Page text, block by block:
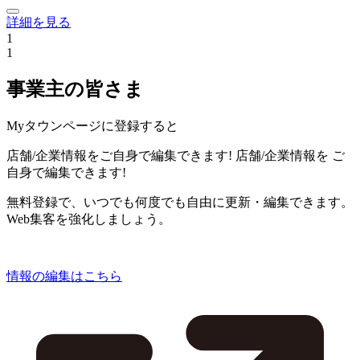
詳細を見る
1
1
事業主の皆さま
Myタウンページに登録すると
店舗/企業情報をご自身で編集できます! 店舗/企業情報を ご
自身で編集できます!
無料登録で、いつでも何度でも自由に更新・編集できます。
Web集客を強化しましょう。
情報の編集はこちら